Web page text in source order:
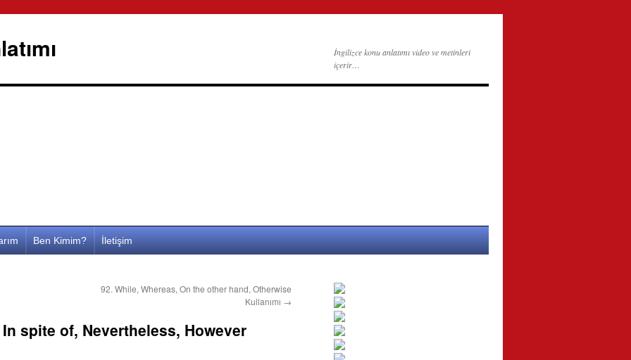
İngilizce konu anlatımı video ve metinleri
içerir…
Ben Kimim? İletişim
92. While, Whereas, On the other hand, Otherwise
Kullanımı →
spite of, Nevertheless, However